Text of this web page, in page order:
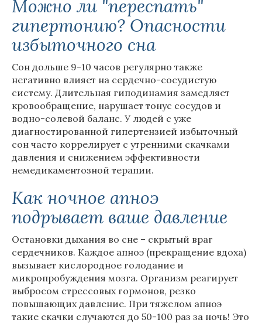
Можно ли "переспать"
гипертонию? Опасности
избыточного сна
Сон дольше 9-10 часов регулярно также
негативно влияет на сердечно-сосудистую
систему. Длительная гиподинамия замедляет
кровообращение, нарушает тонус сосудов и
водно-солевой баланс. У людей с уже
диагностированной гипертензией избыточный
сон часто коррелирует с утренними скачками
давления и снижением эффективности
немедикаментозной терапии.
Как ночное апноэ
подрывает ваше давление
Остановки дыхания во сне – скрытый враг
сердечников. Каждое апноэ (прекращение вдоха)
вызывает кислородное голодание и
микропробуждения мозга. Организм реагирует
выбросом стрессовых гормонов, резко
повышающих давление. При тяжелом апноэ
такие скачки случаются до 50-100 раз за ночь! Это